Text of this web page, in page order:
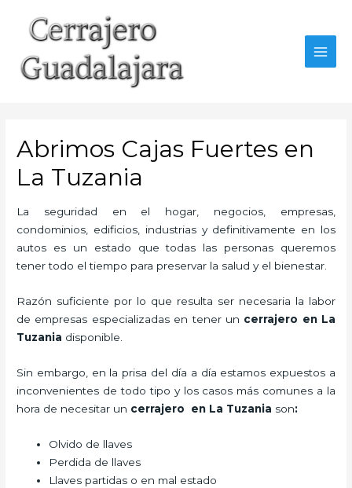
contenido
Abrimos Cajas Fuertes en
La Tuzania
La seguridad en el hogar, negocios, empresas,
condominios, edificios, industrias y definitivamente en los
autos es un estado que todas las personas queremos
tener todo el tiempo para preservar la salud y el bienestar.
Razón suficiente por lo que resulta ser necesaria la labor
de empresas especializadas en tener un cerrajero en La
Tuzania disponible.
Sin embargo, en la prisa del día a día estamos expuestos a
inconvenientes de todo tipo y los casos más comunes a la
hora de necesitar un cerrajero en La Tuzania son:
Olvido de llaves
Perdida de llaves
Llaves partidas o en mal estado